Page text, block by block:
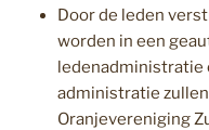
Door de leden
worden in een
ledenadministratie
administratie
Oranjevereniging